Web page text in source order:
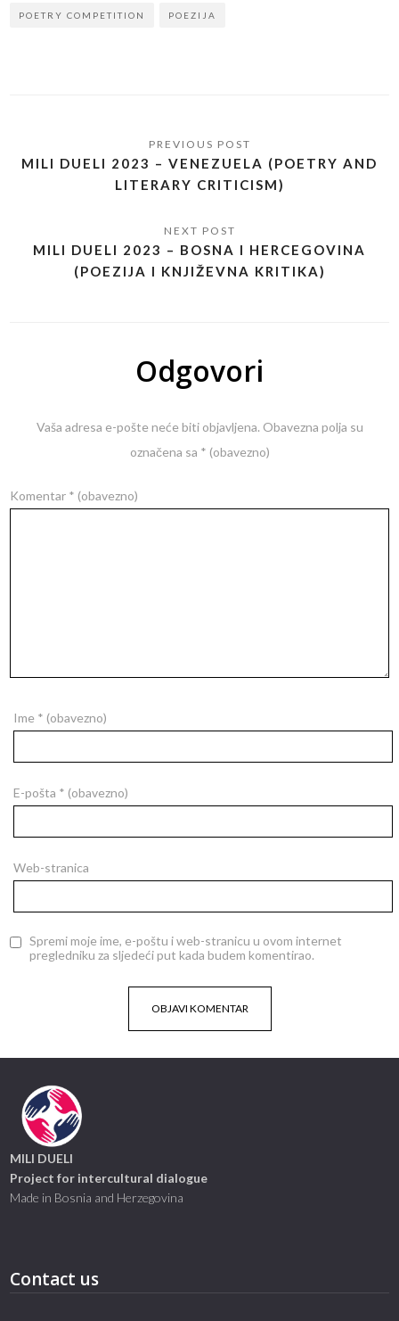
POETRY COMPETITION POEZIJA
MILI DUELI 2023 – VENEZUELA (POETRY AND
LITERARY CRITICISM)
MILI DUELI 2023 – BOSNA I HERCEGOVINA
(POEZIJA I KNJIŽEVNA KRITIKA)
Odgovori
Vaša adresa e-pošte neće biti objavljena. Obavezna polja su
označena sa * (obavezno)
Komentar * (obavezno)
Ime * (obavezno)
E-pošta * (obavezno)
Web-stranica
Spremi moje ime, e-poštu i web-stranicu u ovom internet
pregledniku za sljedeći put kada budem komentirao.
MILI DUELI
Project for intercultural dialogue
Made in Bosnia and Herzegovina
Contact us